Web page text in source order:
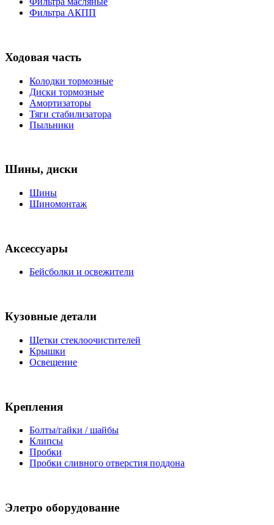
Фильтра АКПП
Ходовая часть
Колодки тормозные
Диски тормозные
Амортизаторы
Тяги стабилизатора
Пыльники
Шины, диски
Шины
Шиномонтаж
Аксессуары
Бейсболки и освежители
Кузовные детали
Щетки стеклоочистителей
Крышки
Освещение
Крепления
Болты/гайки / шайбы
Клипсы
Пробки
Пробки сливного отверстия поддона
Элетро оборудование